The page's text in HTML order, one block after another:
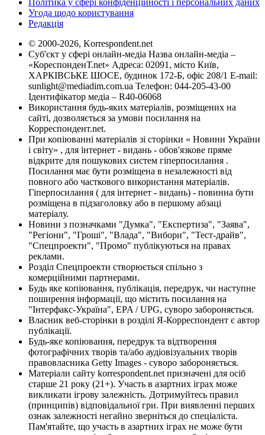
Угода щодо користування
Редакція
© 2000-2026, Korrespondent.net
Суб'єкт у сфері онлайн-медіа Назва онлайн-медіа –
«КореспонденТ.net» Адреса: 02091, місто Київ,
ХАРКІВСЬКЕ ШОСЕ, будинок 172-Б, офіс 208/1 E-mail:
sunlight@mediadim.com.ua Телефон: 044-205-43-00
Ідентифікатор медіа – R40-06068
Використання будь-яких матеріалів, розміщених на
сайті, дозволяється за умови посилання на
Корреспондент.net.
При копіюванні матеріалів зі сторінки « Новини України
і світу» , для інтернет - видань - обов'язкове пряме
відкрите для пошукових систем гіперпосилання .
Посилання має бути розміщена в незалежності від
повного або часткового використання матеріалів.
Гіперпосилання ( для інтернет - видань) - повинна бути
розміщена в підзаголовку або в першому абзаці
матеріалу.
Новини з позначками "Думка", "Експертиза", "Заява",
"Регіони", "Гроші", "Влада", "Вибори", "Тест-драйв",
"Спецпроекти", "Промо" публікуються на правах
реклами.
Розділ Спецпроекти створюється спільно з
комерційними партнерами.
Будь яке копіювання, публікація, передрук, чи наступне
поширення інформації, що містить посилання на
"Інтерфакс-Україна", EPA / UPG, суворо забороняється.
Власник веб-сторінки в розділі Я-Корреспондент є автор
публікації.
Будь-яке копіювання, передрук та відтворення
фотографічних творів та/або аудіовізуальних творів
правовласника Getty Images - суворо забороняється.
Матеріали сайту korrespondent.net призначені для осіб
старше 21 року (21+). Участь в азартних іграх може
викликати ігрову залежність. Дотримуйтесь правил
(принципів) відповідальної гри. При виявленні перших
ознак залежності негайно зверніться до спеціаліста.
Пам'ятайте, що участь в азартних іграх не може бути